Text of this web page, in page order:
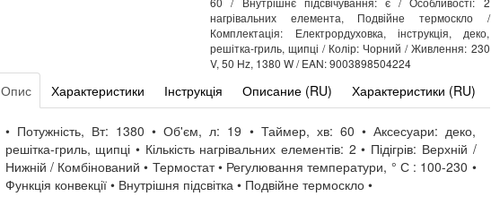
нагрівальних елемента, Подвійне термоскло /
Комплектація: Електрордуховка, інструкція, деко,
решітка-гриль, щипці / Колір: Чорний / Живлення: 230
V, 50 Hz, 1380 W / EAN: 9003898504224
Опис Характеристики Інструкція Описание (RU) Характеристики (RU)
• Потужність, Вт: 1380 • Об'єм, л: 19 • Таймер, хв: 60 • Аксесуари: деко,
решітка-гриль, щипці • Кількість нагрівальних елементів: 2 • Підігрів: Верхній /
Нижній / Комбінований • Термостат • Регулювання температури, ° С : 100-230 •
Функція конвекції • Внутрішня підсвітка • Подвійне термоскло •